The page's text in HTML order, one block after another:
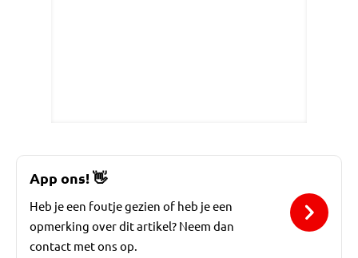
App ons!👋
Heb je een foutje gezien of heb je een
opmerking over dit artikel? Neem dan
contact met ons op.